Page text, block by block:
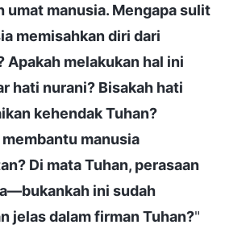
umat manusia. Mengapa sulit
memisahkan diri dari
Apakah melakukan hal ini
hati nurani? Bisakah hati
kehendak Tuhan?
manusia
Di mata Tuhan, perasaan
ini sudah
jelas dalam firman Tuhan?"